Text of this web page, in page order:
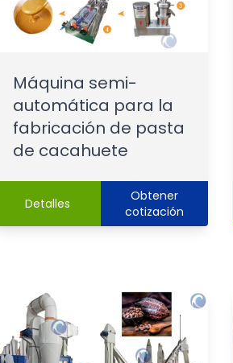
Máquina semi-
automática para la
fabricación de pasta
de cacahuete
Detalles
Obtener
cotización